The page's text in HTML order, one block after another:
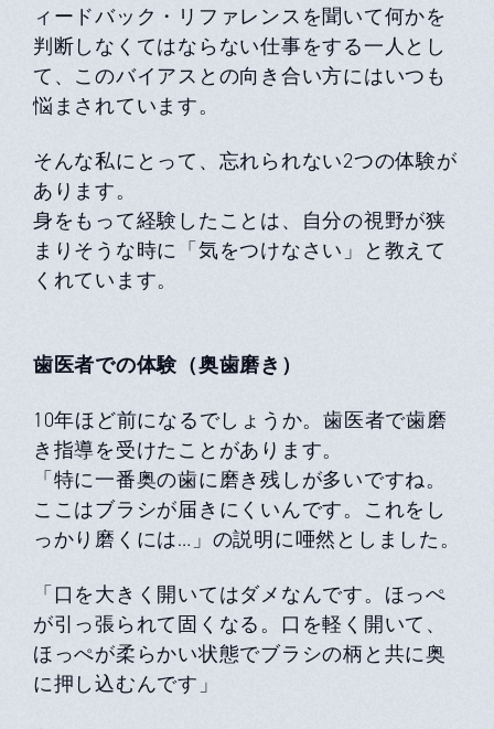
ィードバック・リファレンスを聞いて何かを
判断しなくてはならない仕事をする一人とし
て、このバイアスとの向き合い方にはいつも
悩まされています。
そんな私にとって、忘れられない2つの体験が
あります。
身をもって経験したことは、自分の視野が狭
まりそうな時に「気をつけなさい」と教えて
くれています。
歯医者での体験（奥歯磨き）
10年ほど前になるでしょうか。歯医者で歯磨
き指導を受けたことがあります。
「特に一番奥の歯に磨き残しが多いですね。
ここはブラシが届きにくいんです。これをし
っかり磨くには…」の説明に唖然としました。
「口を大きく開いてはダメなんです。ほっぺ
が引っ張られて固くなる。口を軽く開いて、
ほっぺが柔らかい状態でブラシの柄と共に奥
に押し込むんです」